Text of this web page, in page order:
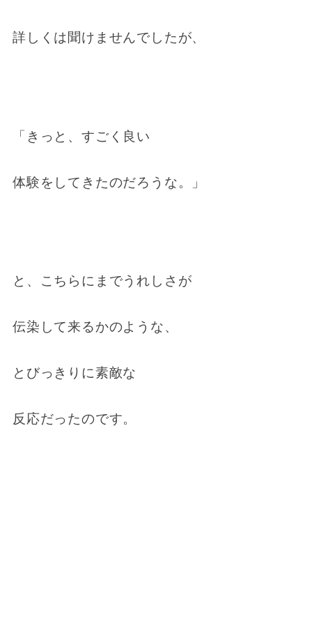
詳しくは聞けませんでしたが、
「きっと、すごく良い
体験をしてきたのだろうな。」
と、こちらにまでうれしさが
伝染して来るかのような、
とびっきりに素敵な
反応だったのです。